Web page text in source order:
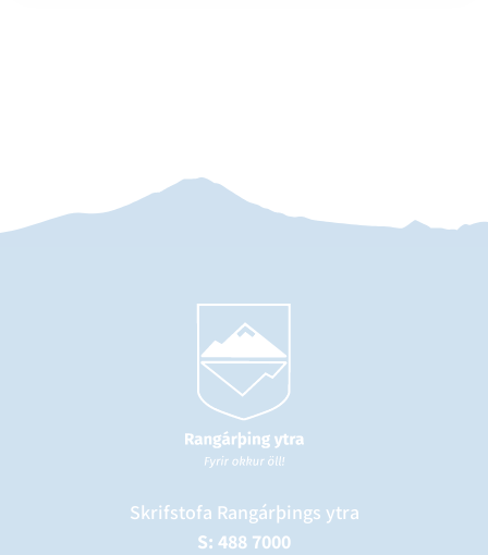
Skrifstofa Rangárþings ytra
S: 488 7000